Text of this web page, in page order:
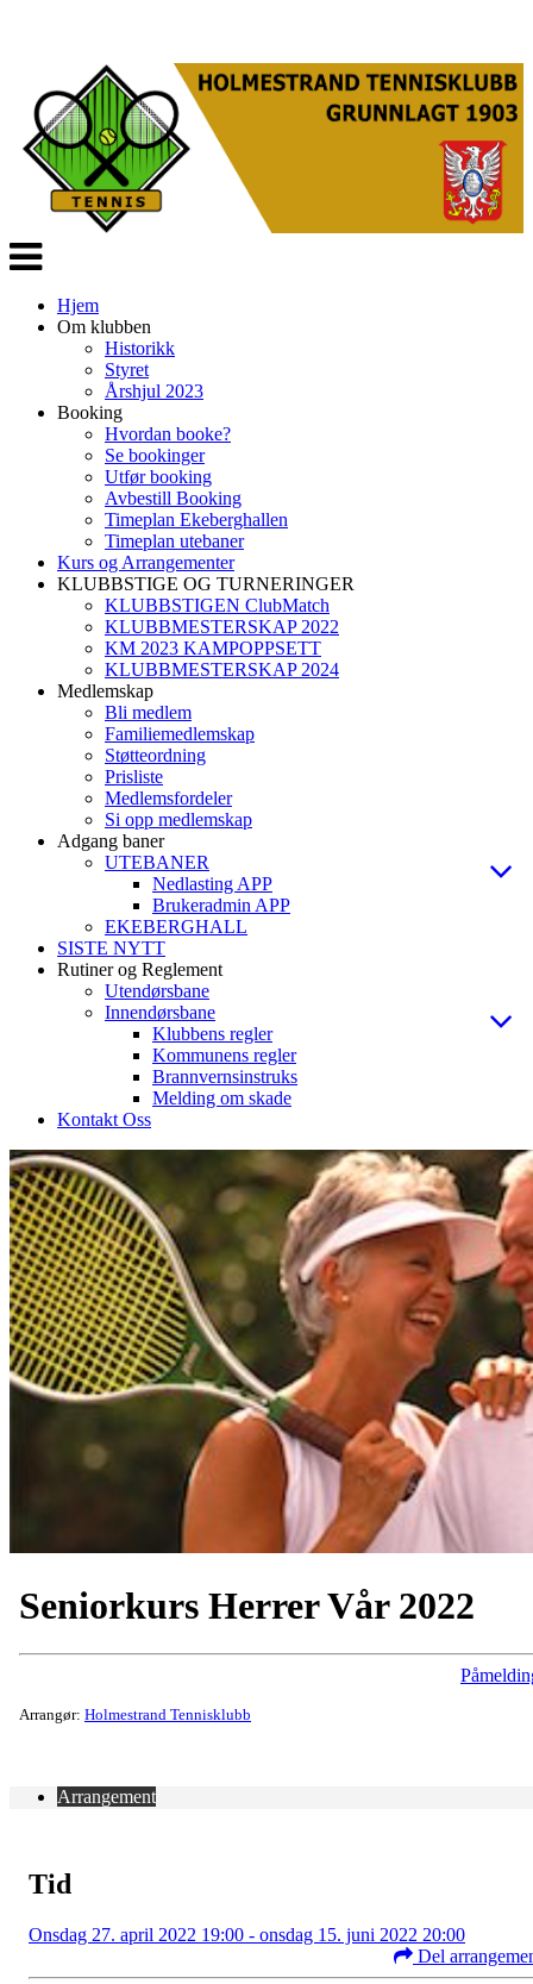
Veksle
navigasjon
Hjem
Om klubben
Historikk
Styret
Årshjul 2023
Booking
Hvordan booke?
Se bookinger
Utfør booking
Avbestill Booking
Timeplan Ekeberghallen
Timeplan utebaner
Kurs og Arrangementer
KLUBBSTIGE OG TURNERINGER
KLUBBSTIGEN ClubMatch
KLUBBMESTERSKAP 2022
KM 2023 KAMPOPPSETT
KLUBBMESTERSKAP 2024
Medlemskap
Bli medlem
Familiemedlemskap
Støtteordning
Prisliste
Medlemsfordeler
Si opp medlemskap
Adgang baner
UTEBANER
Nedlasting APP
Brukeradmin APP
EKEBERGHALL
SISTE NYTT
Rutiner og Reglement
Utendørsbane
Innendørsbane
Klubbens regler
Kommunens regler
Brannvernsinstruks
Melding om skade
Kontakt Oss
Seniorkurs Herrer Vår 2022
Arrangør: Holmestrand Tennisklubb
Arrangement
Tid
Onsdag 27. april 2022 19:00 - onsdag 15. juni 2022 20:00
Del